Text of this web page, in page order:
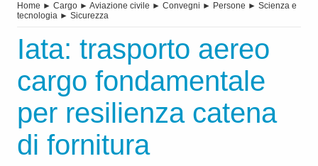
Home ► Cargo ► Aviazione civile ► Convegni ► Persone ► Scienza e
tecnologia ► Sicurezza
Iata: trasporto aereo
cargo fondamentale
per resilienza catena
di fornitura